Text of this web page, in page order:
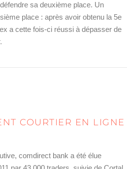
sa deuxième place. Un
place : après avoir obtenu la 5e
a cette fois-ci réussi à dépasser de
COURTIER EN LIGNE
comdirect bank a été élue